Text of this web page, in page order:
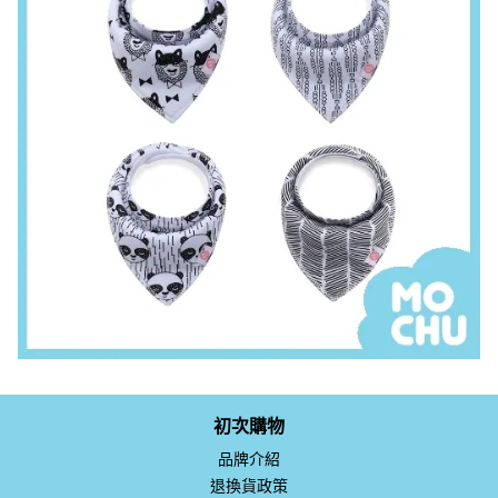
初次購物
品牌介紹
退換貨政策